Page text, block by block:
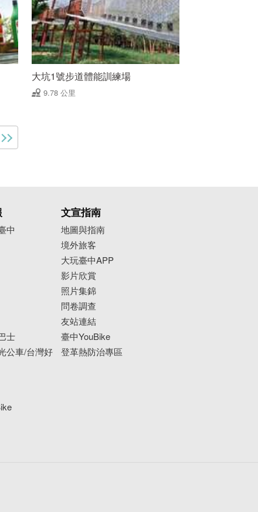
大坑1號步道體能訓練場
9.78 公里
中
士
公車/台灣好
文宣指南
地圖與指南
境外旅客
大玩臺中APP
影片欣賞
照片集錦
問卷調查
友站連結
臺中YouBike
登革熱防治專區